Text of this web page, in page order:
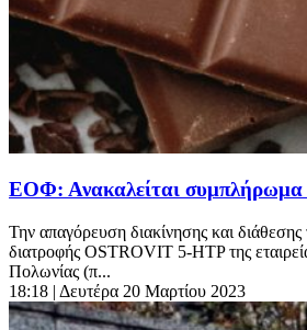
ΕΟΦ: Ανακαλείται συμπλήρωμα
Την απαγόρευση διακίνησης και
διατροφής OSTROVIT 5-HTP της
Πολωνίας (π...
18:18 | Δευτέρα 20 Μαρτίου 2023